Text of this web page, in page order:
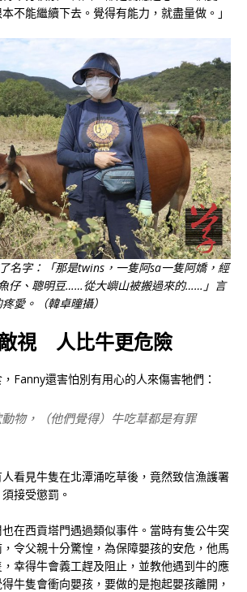
不能繼續下去。覺得有能力，就盡量做。」
名字：「那是twins，一隻阿sa一隻阿嬌，經
仔、聰明豆……從大嶼山被搬過來的……」言
愛。（韓卓曈攝）
視 人比牛更危險
Fanny還害怕別有用心的人來傷害牠們：
動物，（他們覺得）牛吃草都是有罪
看見牛隻在北潭涌吃草後，竟然致信漁護署
接受懲罰。
在西貢塔門遇過類似事件。當時有隻公牛突
令父親十分驚惶，為保障嬰孩的安危，他馬
，幸得牛會義工趕及阻止，並教他遇到牛的應
牛隻會衝向嬰孩，要做的是抱起嬰孩離開，